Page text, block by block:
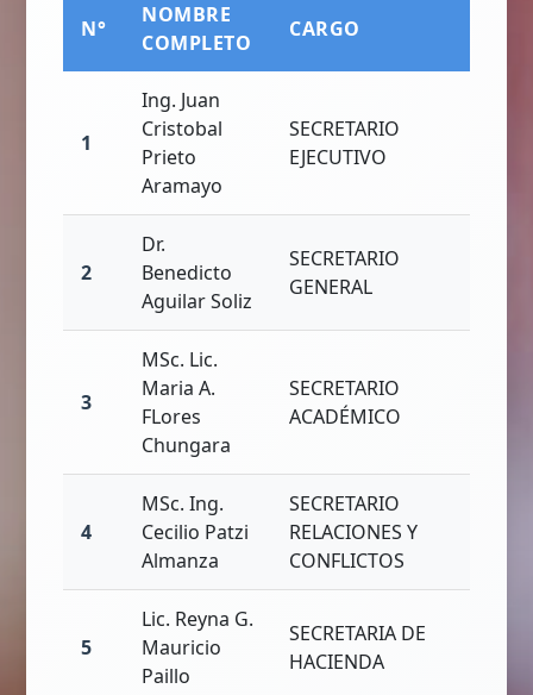
N°
NOMBRE
COMPLETO
CARGO
1
Ing. Juan
Cristobal
Prieto
Aramayo
SECRETARIO
EJECUTIVO
2
Dr.
Benedicto
Aguilar Soliz
SECRETARIO
GENERAL
3
MSc. Lic.
Maria A.
FLores
Chungara
SECRETARIO
ACADÉMICO
4
MSc. Ing.
Cecilio Patzi
Almanza
SECRETARIO
RELACIONES Y
CONFLICTOS
5
Lic. Reyna G.
Mauricio
Paillo
SECRETARIA DE
HACIENDA